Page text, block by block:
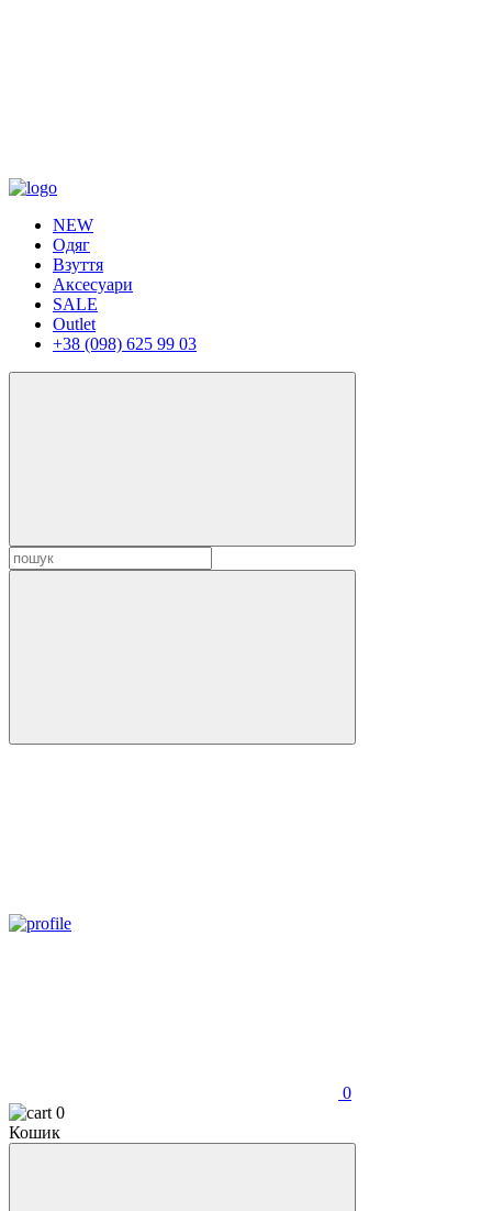
NEW
Одяг
Взуття
Аксесуари
SALE
Outlet
+38 (098) 625 99 03
0
0
Кошик